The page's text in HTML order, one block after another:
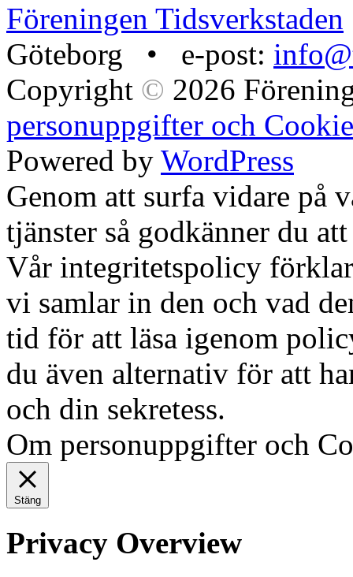
Föreningen Tidsverkstaden
Göteborg • e-post:
Copyright © 2026
personuppgifter och
Powered by WordPress
Genom att surfa vidare på
tjänster så godkänner du
Vår integritetspolicy
vi samlar in den och vad
tid för att läsa igenom
du även alternativ för att
och din sekretess.
Om personuppgifter och
Stäng
Privacy Overview